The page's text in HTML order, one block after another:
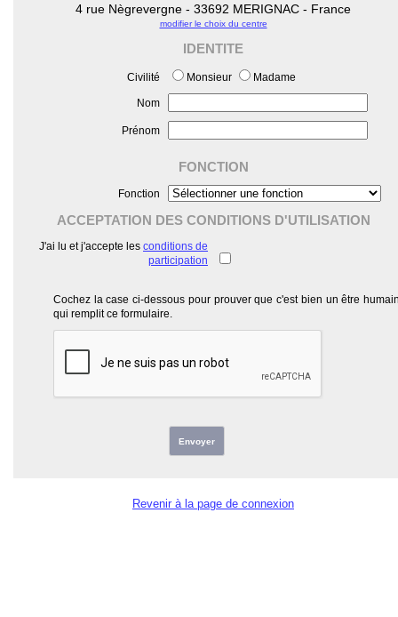
4 rue Nègrevergne - 33692 MERIGNAC - France
modifier le choix du centre
IDENTITE
Civilité Monsieur Madame
Nom
Prénom
FONCTION
Fonction
ACCEPTATION DES CONDITIONS D'UTILISATION
J'ai lu et j'accepte les conditions de
participation
Cochez la case ci-dessous pour prouver que c'est bien un être
qui remplit ce formulaire.
Envoyer
Revenir à la page de connexion